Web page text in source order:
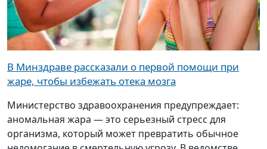
В Минздраве рассказали о первой помощи при
жаре, чтобы избежать отека мозга
Министерство здравоохранения предупреждает:
аномальная жара — это серьезный стресс для
организма, который может превратить обычное